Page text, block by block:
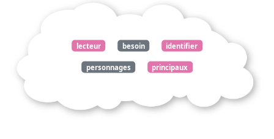
lecteur besoin identifier
personnages principaux
roman